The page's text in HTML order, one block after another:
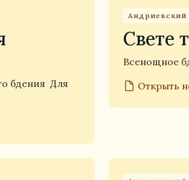
бдения Для
Андриевский
Свете
Всенощное
Открыть